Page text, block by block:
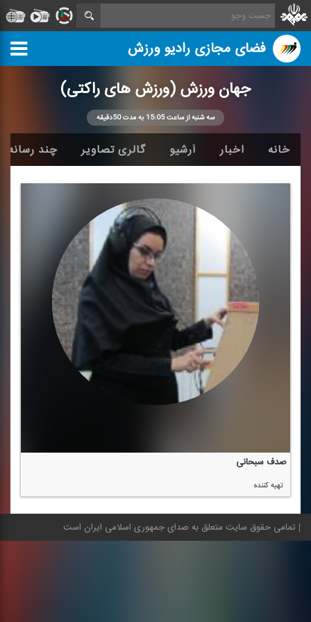
فضای مجازی رادیو ورزش
جهان ورزش (ورزش های راكتی)
سه شنبه از ساعت 15:05 به مدت 50دقیقه
خانه اخبار آرشیو گالری تصاویر چند رسانه
صدف سبحانی
تهیه كننده
تمامی حقوق سایت متعلق به صدای جمهوری اسلامی ایران است